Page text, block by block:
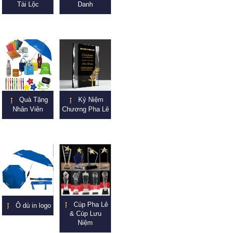
Tài Lộc
Danh
Quà Tặng
Nhân Viên
Kỷ Niệm
Chương Pha Lê
Ô dù in logo
Cúp Pha Lê
& Cúp Lưu
Niệm